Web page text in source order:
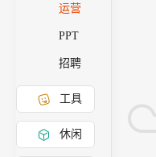
运营
PPT
招聘
工具
休闲